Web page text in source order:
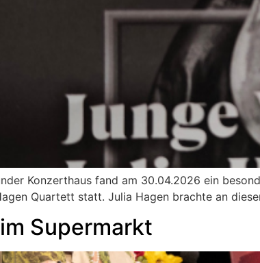
Konzerthaus fand am 30.04.2026 ein
Quartett statt. Julia Hagen brachte an
Supermarkt